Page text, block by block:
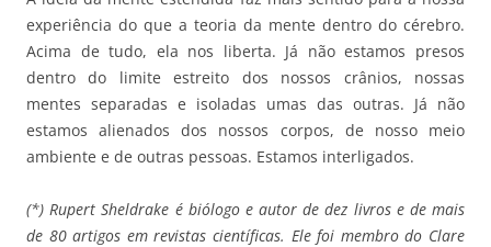
experiência do que a teoria da mente dentro do cérebro.
Acima de tudo, ela nos liberta. Já não estamos presos
dentro do limite estreito dos nossos crânios, nossas
mentes separadas e isoladas umas das outras. Já não
estamos alienados dos nossos corpos, de nosso meio
ambiente e de outras pessoas. Estamos interligados.
(*) Rupert Sheldrake é biólogo e autor de dez livros e de mais
de 80 artigos em revistas científicas. Ele foi membro do Clare